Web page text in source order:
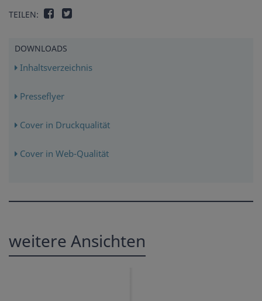
TEILEN:
DOWNLOADS
Inhaltsverzeichnis
Presseflyer
Cover in Druckqualität
Cover in Web-Qualität
weitere Ansichten